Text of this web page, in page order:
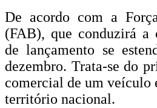
De acordo com a
(FAB), que conduzirá a
de lançamento se
dezembro. Trata-se do
comercial de um veículo
território nacional.